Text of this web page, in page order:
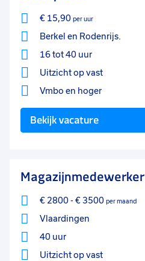
€ 15,90 per uur
Berkel en Rodenrijs.
16 tot 40 uur
Uitzicht op vast
Vmbo en hoger
Bekijk vacature
Magazijnmedewerker
€ 2800- € 3500 per maand
Vlaardingen
40 uur
Uitzicht op vast